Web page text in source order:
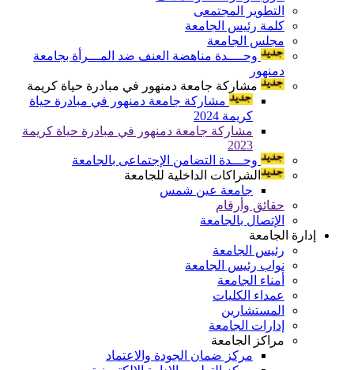
التطوير المجتمعى
كلمة رئيس الجامعة
مجلس الجامعة
وحــــدة مناهضة العنف ضد المـــرأة بجامعة
دمنهور
مشاركة جامعة دمنهور في مبادرة حياة كريمة
مشاركة جامعة دمنهور في مبادرة حياة
كريمة 2024
مشاركة جامعة دمنهور في مبادرة حياة كريمة
2023
وحـــدة التضامن الإجتماعى بالجامعة
الشراكات الداخلية للجامعة
جامعة عين شمس
حقائق وأرقام
الإتصال بالجامعة
إدارة الجامعة
رئيس الجامعة
نواب رئيس الجامعة
أمناء الجامعة
عمداء الكليات
المستشارين
إدارات الجامعة
مراكز الجامعة
مركز ضمان الجودة والاعتماد